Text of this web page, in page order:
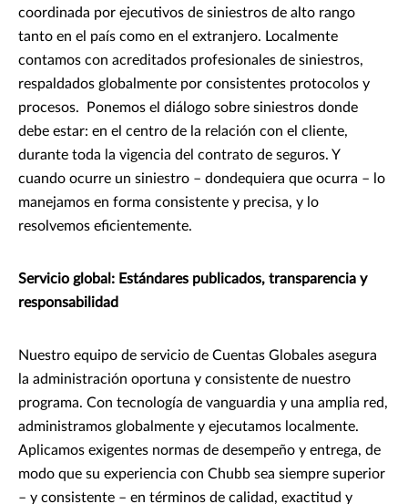
coordinada por ejecutivos de siniestros de alto rango
tanto en el país como en el extranjero. Localmente
contamos con acreditados profesionales de siniestros,
respaldados globalmente por consistentes protocolos y
procesos. Ponemos el diálogo sobre siniestros donde
debe estar: en el centro de la relación con el cliente,
durante toda la vigencia del contrato de seguros. Y
cuando ocurre un siniestro – dondequiera que ocurra – lo
manejamos en forma consistente y precisa, y lo
resolvemos eficientemente.
Servicio global: Estándares publicados, transparencia y
responsabilidad
Nuestro equipo de servicio de Cuentas Globales asegura
la administración oportuna y consistente de nuestro
programa. Con tecnología de vanguardia y una amplia red,
administramos globalmente y ejecutamos localmente.
Aplicamos exigentes normas de desempeño y entrega, de
modo que su experiencia con Chubb sea siempre superior
– y consistente – en términos de calidad, exactitud y